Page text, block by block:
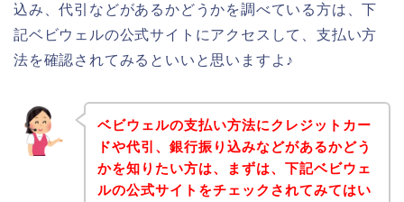
込み、代引などがあるかどうかを調べている方は、下
記ベビウェルの公式サイトにアクセスして、支払い方
法を確認されてみるといいと思いますよ♪
ベビウェルの支払い方法にクレジットカー
ドや代引、銀行振り込みなどがあるかどう
かを知りたい方は、まずは、下記ベビウェ
ルの公式サイトをチェックされてみてはい